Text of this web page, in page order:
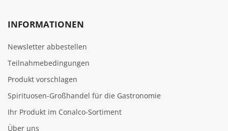
INFORMATIONEN
Newsletter abbestellen
Teilnahmebedingungen
Produkt vorschlagen
Spirituosen-Großhandel für die Gastronomie
Ihr Produkt im Conalco-Sortiment
Über uns